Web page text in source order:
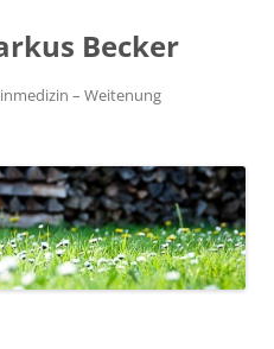
Becker
– Weitenung